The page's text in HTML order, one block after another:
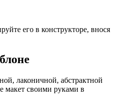
его в конструкторе, внося
лаконичной, абстрактной
макет своими руками в